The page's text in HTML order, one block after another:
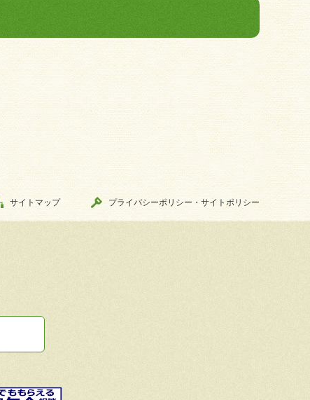
サイトマップ プライバシーポリシー・サイトポリシー